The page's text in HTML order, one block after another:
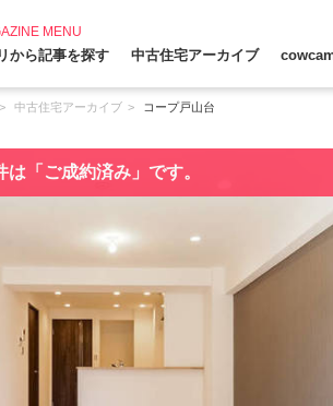
MENU
から記事を探す 中古住宅アーカイブ
中古住宅アーカイブ コープ戸山台
は「ご成約済み」です。